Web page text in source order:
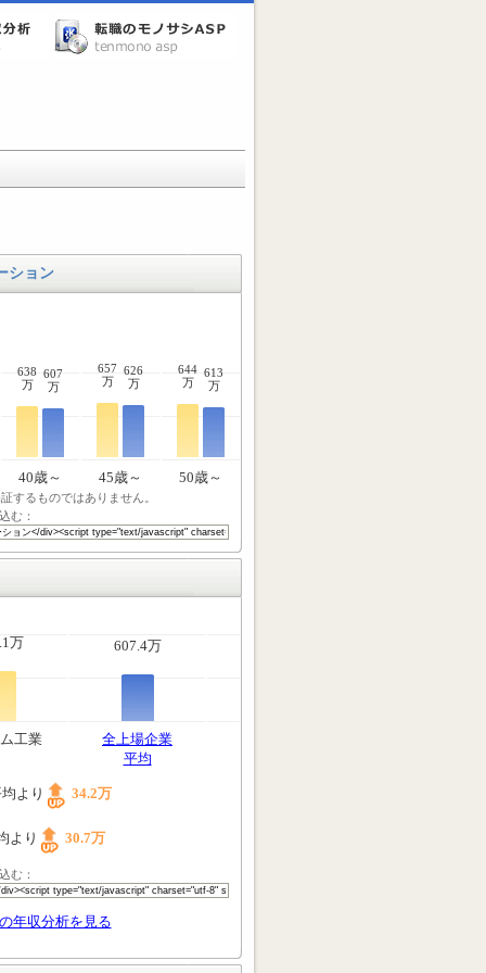
ション
638
万
607
万
657
万
626
万
644
万
613
万
40歳～ 45歳～ 50歳～
するものではありません。
む：
万 607.4万
工業
全上場企業
平均
より 34.2万
より 30.7万
む：
年収分析を見る